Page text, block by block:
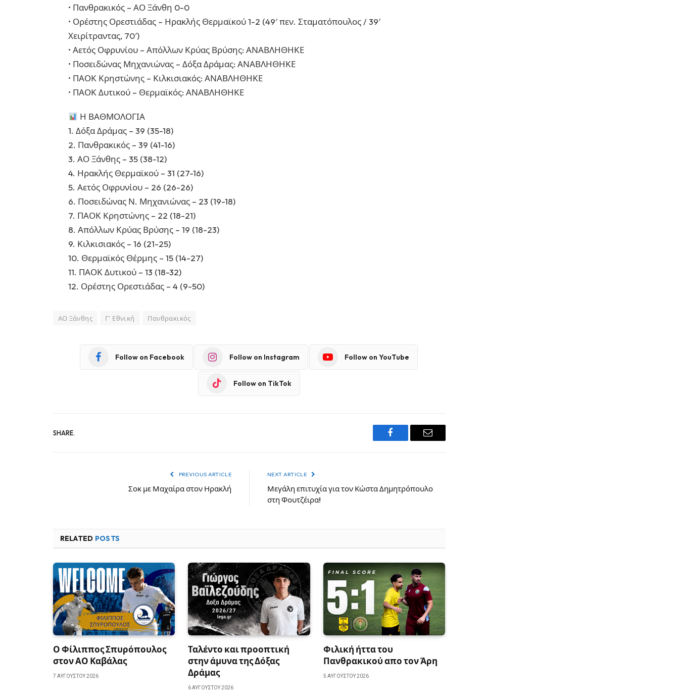
• Πανθρακικός – ΑΟ Ξάνθη 0-0
• Ορέστης Ορεστιάδας – Ηρακλής Θερμαϊκού 1-2 (49′ πεν. Σταματόπουλος / 39′
Χειρίτραντας, 70′)
• Αετός Οφρυνίου – Απόλλων Κρύας Βρύσης: ΑΝΑΒΛΗΘΗΚΕ
• Ποσειδώνας Μηχανιώνας – Δόξα Δράμας: ΑΝΑΒΛΗΘΗΚΕ
• ΠΑΟΚ Κρηστώνης – Κιλκισιακός: ΑΝΑΒΛΗΘΗΚΕ
• ΠΑΟΚ Δυτικού – Θερμαϊκός: ΑΝΑΒΛΗΘΗΚΕ
Η ΒΑΘΜΟΛΟΓΙΑ
1. Δόξα Δράμας – 39 (35-18)
2. Πανθρακικός – 39 (41-16)
3. ΑΟ Ξάνθης – 35 (38-12)
4. Ηρακλής Θερμαϊκού – 31 (27-16)
5. Αετός Οφρυνίου – 26 (26-26)
6. Ποσειδώνας Ν. Μηχανιώνας – 23 (19-18)
7. ΠΑΟΚ Κρηστώνης – 22 (18-21)
8. Απόλλων Κρύας Βρύσης – 19 (18-23)
9. Κιλκισιακός – 16 (21-25)
10. Θερμαϊκός Θέρμης – 15 (14-27)
11. ΠΑΟΚ Δυτικού – 13 (18-32)
12. Ορέστης Ορεστιάδας – 4 (9-50)
ΑΟ Ξάνθης Γ' Εθνική Πανθρακικός
Follow on Facebook Follow on Instagram Follow on YouTube
Follow on TikTok
SHARE.
Facebook Email
PREVIOUS ARTICLE
Σοκ με Μαχαίρα στον Ηρακλή
NEXT ARTICLE
Μεγάλη επιτυχία για τον Κώστα Δημητρόπουλο
στη Φουτζέιρα!
RELATED POSTS
Ο Φίλιππος Σπυρόπουλος
στον ΑΟ Καβάλας
7 ΑΥΓΟΎΣΤΟΥ 2026
Ταλέντο και προοπτική
στην άμυνα της Δόξας
Δράμας
6 ΑΥΓΟΎΣΤΟΥ 2026
Φιλική ήττα του
Πανθρακικού απο τον Άρη
5 ΑΥΓΟΎΣΤΟΥ 2026